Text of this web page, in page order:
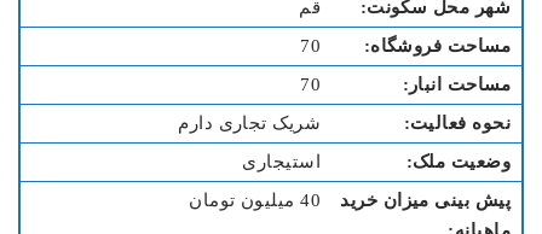
قم
70
70
شریک تجاری دارم
استیجاری
40 میلیون تومان